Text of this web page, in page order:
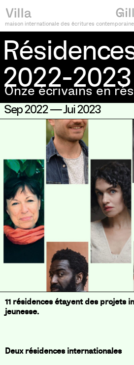
maison internationale des écritures
2022-2023
Onze écrivains en
Résidences 2022-
Sep 2022 — Jui 2023
11 résidences étayent des projets
jeunesse.
Deux résidences internationales